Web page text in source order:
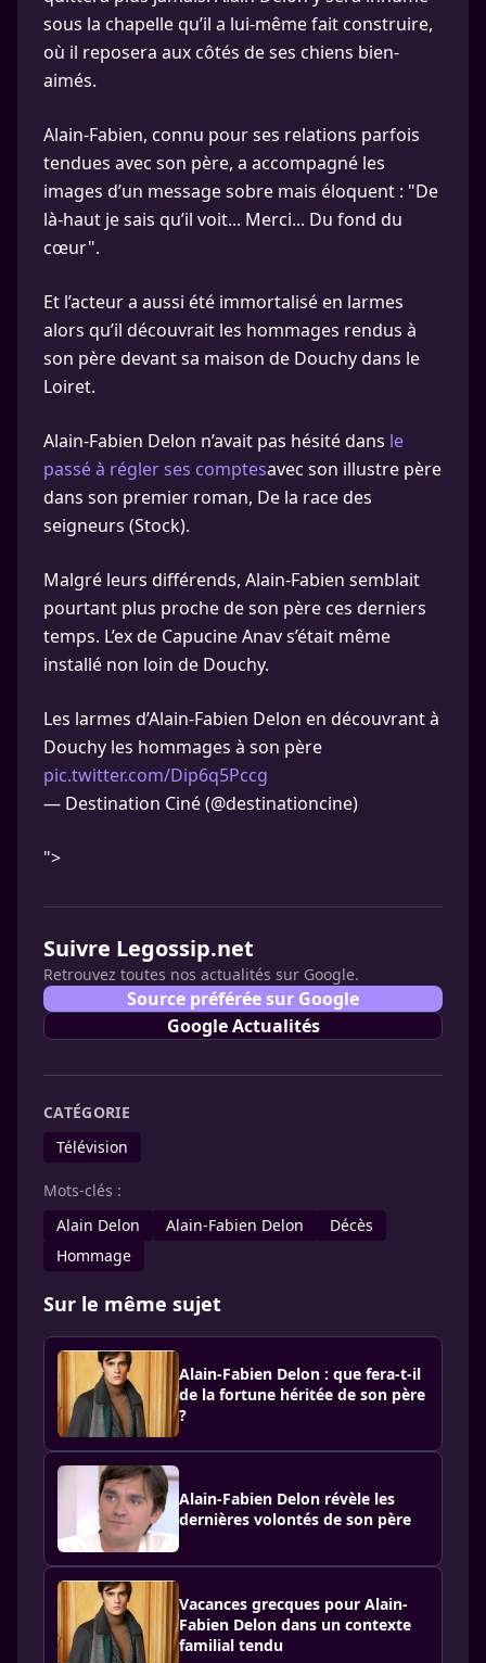
sous la chapelle qu’il a lui-même fait construire,
où il reposera aux côtés de ses chiens bien-
aimés.
Alain-Fabien, connu pour ses relations parfois
tendues avec son père, a accompagné les
images d’un message sobre mais éloquent : "De
là-haut je sais qu’il voit... Merci... Du fond du
cœur".
Et l’acteur a aussi été immortalisé en larmes
alors qu’il découvrait les hommages rendus à
son père devant sa maison de Douchy dans le
Loiret.
Alain-Fabien Delon n’avait pas hésité dans le
passé à régler ses comptesavec son illustre père
dans son premier roman, De la race des
seigneurs (Stock).
Malgré leurs différends, Alain-Fabien semblait
pourtant plus proche de son père ces derniers
temps. L’ex de Capucine Anav s’était même
installé non loin de Douchy.
Les larmes d’Alain-Fabien Delon en découvrant à
Douchy les hommages à son père
pic.twitter.com/Dip6q5Pccg
— Destination Ciné (@destinationcine)
">
Suivre Legossip.net
Retrouvez toutes nos actualités sur Google.
Source préférée sur Google
Google Actualités
CATÉGORIE
Télévision
Mots-clés :
Alain Delon
Alain-Fabien Delon
Décès
Hommage
Sur le même sujet
Alain-Fabien Delon : que fera-t-il
de la fortune héritée de son père
?
Alain-Fabien Delon révèle les
dernières volontés de son père
Vacances grecques pour Alain-
Fabien Delon dans un contexte
familial tendu